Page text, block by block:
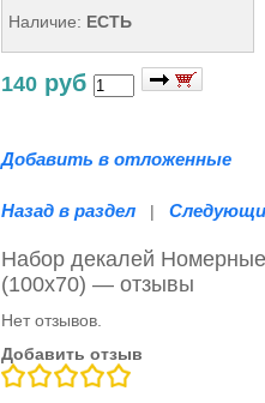
Наличие: ЕСТЬ
140 руб
Добавить в отложенные
Назад в раздел |
Набор декалей Номерные
(100х70) — отзывы
Нет отзывов.
Добавить отзыв